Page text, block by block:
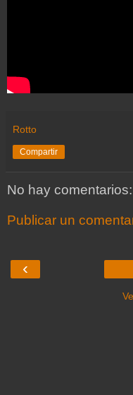
Rotto
Compartir
No hay comentarios:
Publicar un
‹